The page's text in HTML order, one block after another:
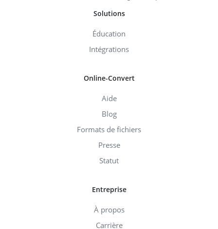
Solutions
Éducation
Intégrations
Online-Convert
Aide
Blog
Formats de fichiers
Presse
Statut
Entreprise
À propos
Carrière